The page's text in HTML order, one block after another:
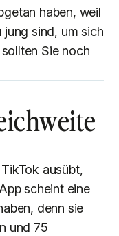
haben, weil
sind, um sich
Sie noch
ausübt,
scheint eine
denn sie
und 75